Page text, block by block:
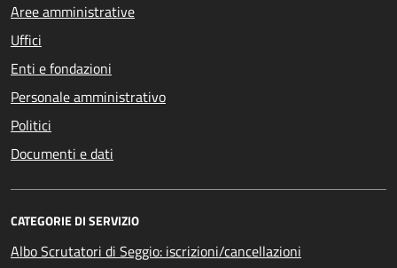
Aree amministrative
Uffici
Enti e fondazioni
Personale amministrativo
Politici
Documenti e dati
CATEGORIE DI SERVIZIO
Albo Scrutatori di Seggio: iscrizioni/cancellazioni